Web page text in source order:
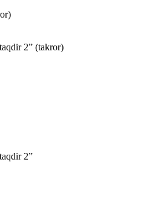
2” (takror)
2”